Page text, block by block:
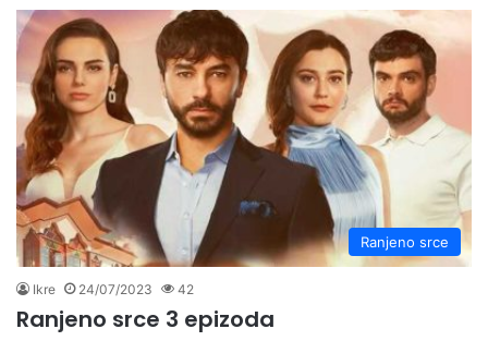
Ranjeno srce
Ikre 24/07/2023 42
Ranjeno srce 3 epizoda